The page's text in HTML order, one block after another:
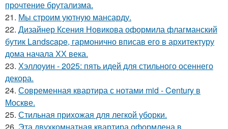
прочтение брутализма.
21. Мы строим уютную мансарду.
22. Дизайнер Ксения Новикова оформила флагманский
бутик Landscape, гармонично вписав его в архитектуру
дома начала ХХ века.
23. Хэллоуин - 2025: пять идей для стильного осеннего
декора.
24. Современная квартира с нотами mid - Century в
Москве.
25. Стильная прихожая для легкой уборки.